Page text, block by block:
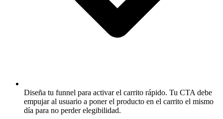
Diseña tu funnel para activar el carrito rápido. Tu CTA debe
empujar al usuario a poner el producto en el carrito el mismo
día para no perder elegibilidad.